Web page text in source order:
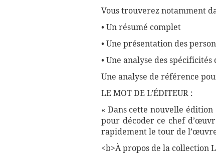
Vous trouverez notamment
• Un résumé complet
• Une présentation des
• Une analyse des
Une analyse de référence
LE MOT DE L’ÉDITEUR :
« Dans cette nouvelle édition
pour décoder ce chef
rapidement le tour de
<b>À propos de la